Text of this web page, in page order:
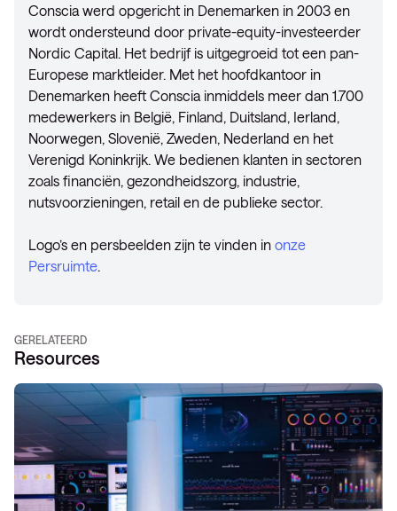
Conscia werd opgericht in Denemarken in 2003 en
wordt ondersteund door private-equity-investeerder
Nordic Capital. Het bedrijf is uitgegroeid tot een pan-
Europese marktleider. Met het hoofdkantoor in
Denemarken heeft Conscia inmiddels meer dan 1.700
medewerkers in België, Finland, Duitsland, Ierland,
Noorwegen, Slovenië, Zweden, Nederland en het
Verenigd Koninkrijk. We bedienen klanten in sectoren
zoals financiën, gezondheidszorg, industrie,
nutsvoorzieningen, retail en de publieke sector.
Logo’s en persbeelden zijn te vinden in onze
Persruimte.
GERELATEERD
Resources